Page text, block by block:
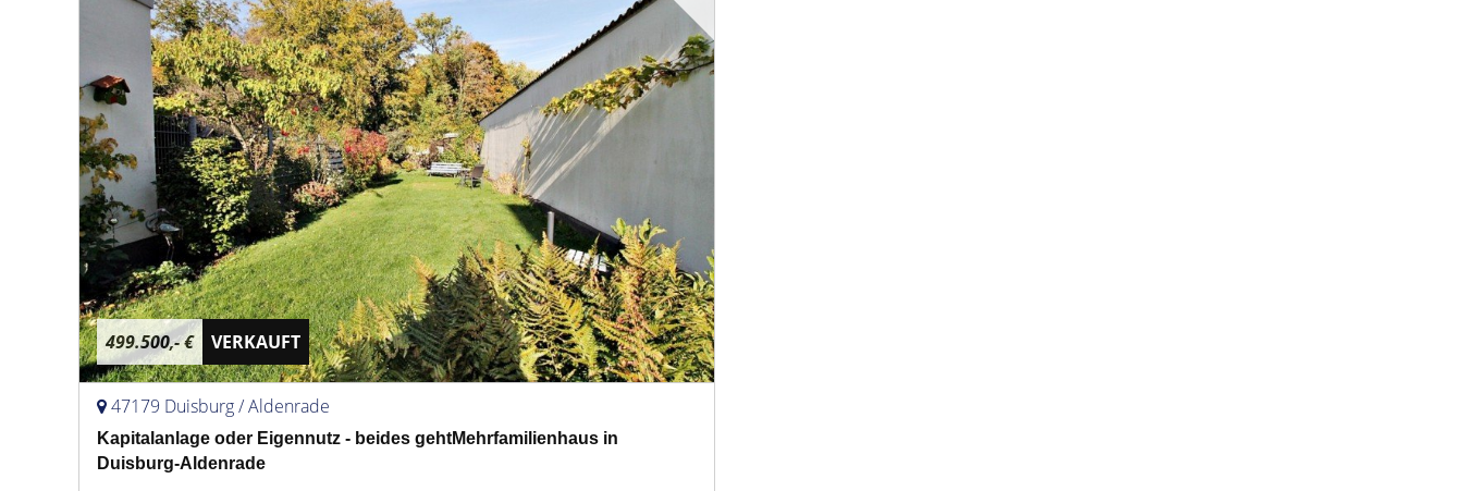
499.500,- € VERKAUFT
47179 Duisburg / Aldenrade
Kapitalanlage oder Eigennutz - beides gehtMehrfamilienhaus in
Duisburg-Aldenrade